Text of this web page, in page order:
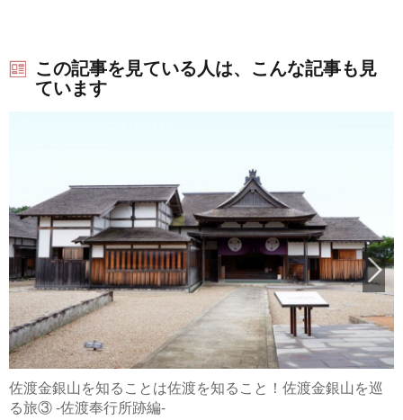
この記事を見ている人は、こんな記事も見
ています
佐渡金銀山を知ることは佐渡を知ること！佐渡金銀山を巡
る旅③ -佐渡奉行所跡編-